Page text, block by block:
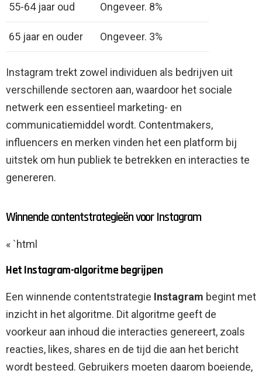
55-64 jaar oud Ongeveer. 8%
65 jaar en ouder Ongeveer. 3%
Instagram trekt zowel individuen als bedrijven uit
verschillende sectoren aan, waardoor het sociale
netwerk een essentieel marketing- en
communicatiemiddel wordt. Contentmakers,
influencers en merken vinden het een platform bij
uitstek om hun publiek te betrekken en interacties te
genereren.
Winnende contentstrategieën voor Instagram
« `html
Het Instagram-algoritme begrijpen
Een winnende contentstrategie Instagram begint met
inzicht in het algoritme. Dit algoritme geeft de
voorkeur aan inhoud die interacties genereert, zoals
reacties, likes, shares en de tijd die aan het bericht
wordt besteed. Gebruikers moeten daarom boeiende,